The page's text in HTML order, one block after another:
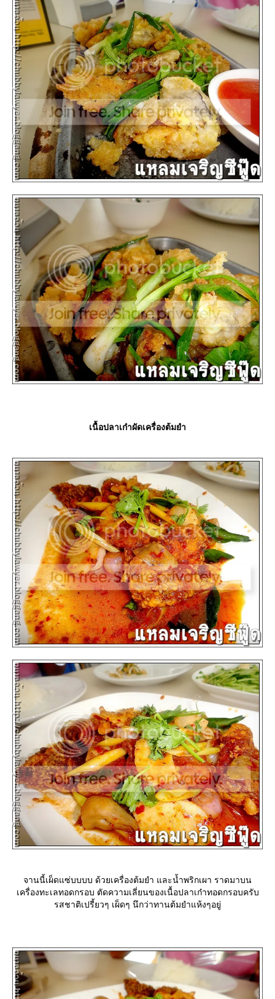
เนื้อปลาเก๋าผัดเครื่องต้มยำ
จานนี้เผ็ดแซ่บบบบ ด้วยเครื่องต้มยำ และน้ำพริกเผา ราดมาบน
เครื่องทะเลทอดกรอบ ตัดความเลี่ยนของเนื้อปลาเก๋าทอดกรอบครับ
รสชาติเปรี้ยวๆ เผ็ดๆ นึกว่าทานต้มยำแห้งๆอยู่